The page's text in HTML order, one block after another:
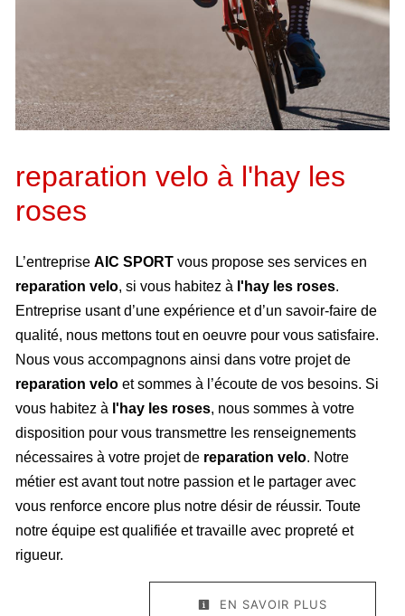
reparation velo à l'hay les
roses
L’entreprise AIC SPORT vous propose ses services en
reparation velo, si vous habitez à l'hay les roses.
Entreprise usant d’une expérience et d’un savoir-faire de
qualité, nous mettons tout en oeuvre pour vous satisfaire.
Nous vous accompagnons ainsi dans votre projet de
reparation velo et sommes à l’écoute de vos besoins. Si
vous habitez à l'hay les roses, nous sommes à votre
disposition pour vous transmettre les renseignements
nécessaires à votre projet de reparation velo. Notre
métier est avant tout notre passion et le partager avec
vous renforce encore plus notre désir de réussir. Toute
notre équipe est qualifiée et travaille avec propreté et
rigueur.
EN SAVOIR PLUS